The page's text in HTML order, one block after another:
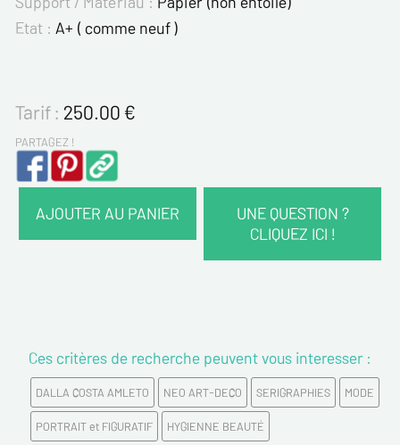
Etat : A+ ( comme neuf )
Tarif : 250.00€
PARTAGEZ !
AJOUTER AU PANIER
UNE QUESTION ?
CLIQUEZ ICI !
Prénom*
Email*
Ces critères de recherche peuvent vous interesser :
DALLA COSTA AMLETO NEO ART-DECO SERIGRAPHIES MODE
PORTRAIT et FIGURATIF HYGIENNE BEAUTÉ